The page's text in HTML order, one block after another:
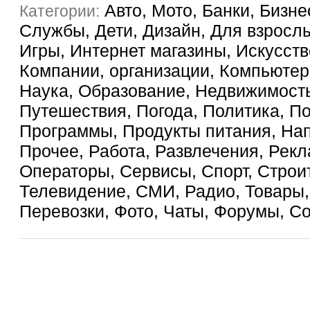
Категории: Авто, Мото, Банки,
Службы, Дети, Дизайн, Для
Игры, Интернет магазины,
Компании, организации,
Наука, Образование,
Путешествия, Погода, Политика,
Программы, Продукты питания,
Прочее, Работа, Развлечения,
Операторы, Сервисы, Спорт,
Телевидение, СМИ, Радио, Товары,
Перевозки, Фото, Чаты, Форумы,